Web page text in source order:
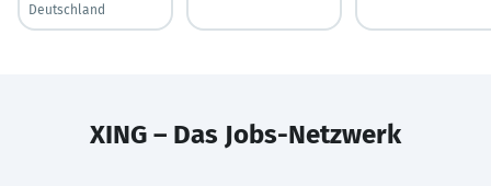
Deutschland
XING – Das Jobs-Netzwerk